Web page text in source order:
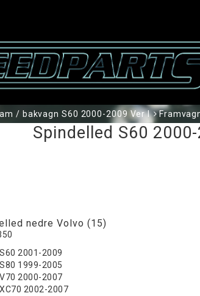
/ bakvagn S60 2000-2009 Ver I
Spindelled S60
nedre Volvo (15)
2001-2009
1999-2005
2000-2007
2002-2007